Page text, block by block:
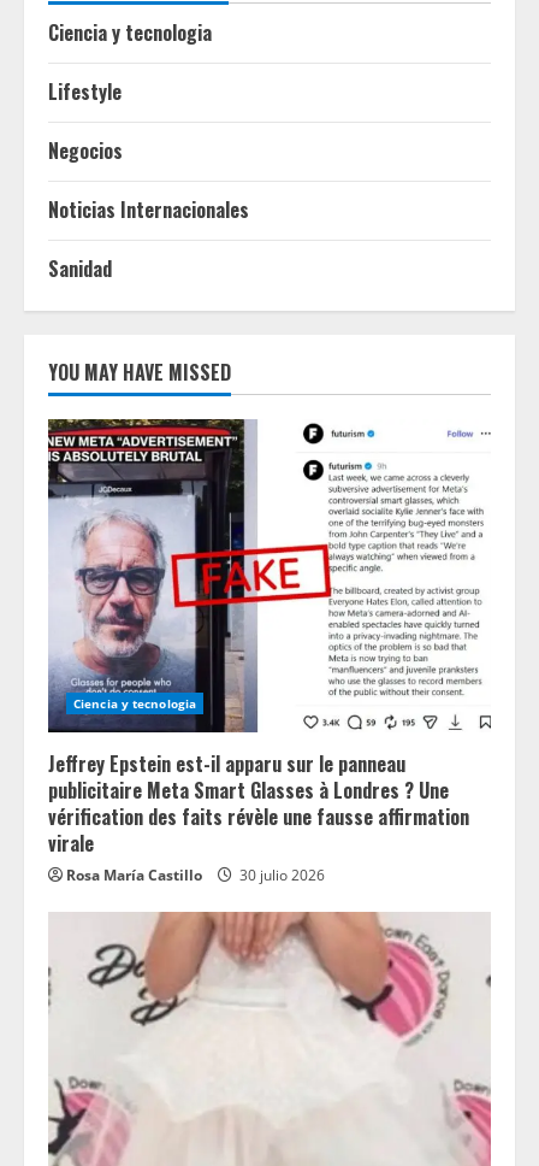
Ciencia y tecnologia
Lifestyle
Negocios
Noticias Internacionales
Sanidad
YOU MAY HAVE MISSED
Ciencia y tecnologia
Jeffrey Epstein est-il apparu sur le panneau
publicitaire Meta Smart Glasses à Londres ? Une
vérification des faits révèle une fausse affirmation
virale
Rosa María Castillo 30 julio 2026